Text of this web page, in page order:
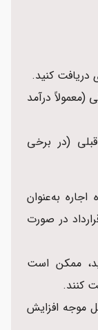
(معمولاً درآمد
(در برخی
مبلغی معادل ۱ تا ۲ ماه اجاره به‌عنوان
در صورت
ممکن است
کنند.
موجه افزایش